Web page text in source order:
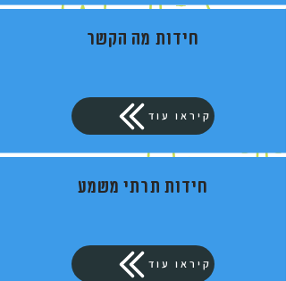
חידות מה הקשר
קיראו עוד
חידות תרתי משמע
קיראו עוד